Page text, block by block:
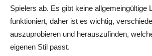
Spielers ab. Es gibt keine allgemeingültige
funktioniert, daher ist es wichtig,
auszuprobieren und herauszufinden,
eigenen Stil passt.